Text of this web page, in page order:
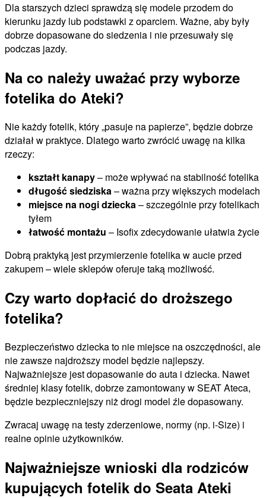
Dla starszych dzieci sprawdzą się modele przodem do
kierunku jazdy lub podstawki z oparciem. Ważne, aby były
dobrze dopasowane do siedzenia i nie przesuwały się
podczas jazdy.
Na co należy uważać przy wyborze
fotelika do Ateki?
Nie każdy fotelik, który „pasuje na papierze”, będzie dobrze
działał w praktyce. Dlatego warto zwrócić uwagę na kilka
rzeczy:
kształt kanapy– może wpływać na stabilność fotelika
długość siedziska– ważna przy większych modelach
miejsce na nogi dziecka– szczególnie przy fotelikach
tyłem
łatwość montażu – Isofix zdecydowanie ułatwia życie
Dobrą praktyką jest przymierzenie fotelika w aucie przed
zakupem – wiele sklepów oferuje taką możliwość.
Czy warto dopłacić do droższego
fotelika?
Bezpieczeństwo dziecka to nie miejsce na oszczędności, ale
nie zawsze najdroższy model będzie najlepszy.
Najważniejsze jest dopasowanie do auta i dziecka. Nawet
średniej klasy fotelik, dobrze zamontowany w SEAT Ateca,
będzie bezpieczniejszy niż drogi model źle dopasowany.
Zwracaj uwagę na testy zderzeniowe, normy (np. i-Size) i
realne opinie użytkowników.
Najważniejsze wnioski dla rodziców
kupujących fotelik do Seata Ateki